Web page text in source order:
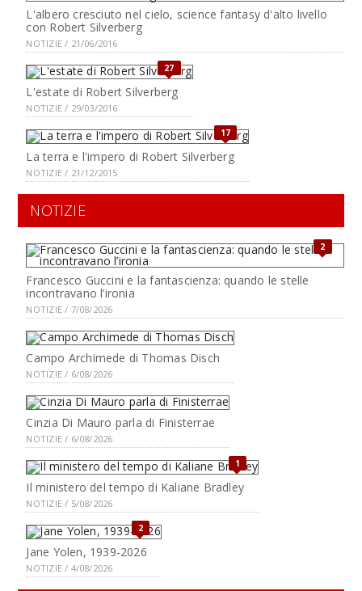
L'albero cresciuto nel cielo, science fantasy d'alto livello
con Robert Silverberg
NOTIZIE / 21/06/2016
27
L'estate di Robert Silverberg
NOTIZIE / 29/03/2016
17
La terra e l'impero di Robert Silverberg
NOTIZIE / 21/12/2015
NOTIZIE
2
Francesco Guccini e la fantascienza: quando le stelle
incontravano l’ironia
NOTIZIE / 7/08/2026
Campo Archimede di Thomas Disch
NOTIZIE / 6/08/2026
Cinzia Di Mauro parla di Finisterrae
NOTIZIE / 6/08/2026
1
Il ministero del tempo di Kaliane Bradley
NOTIZIE / 5/08/2026
2
Jane Yolen, 1939-2026
NOTIZIE / 4/08/2026